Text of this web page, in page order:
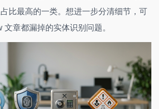
比最高的一类。想进一步分清细节，可
文章都漏掉的实体识别问题。